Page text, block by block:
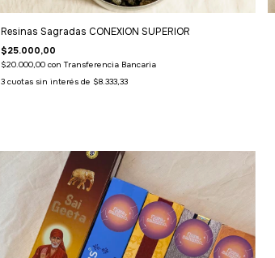
Resinas Sagradas CONEXION SUPERIOR
$25.000,00
$20.000,00 con Transferencia Bancaria
3 cuotas sin interés de $8.333,33